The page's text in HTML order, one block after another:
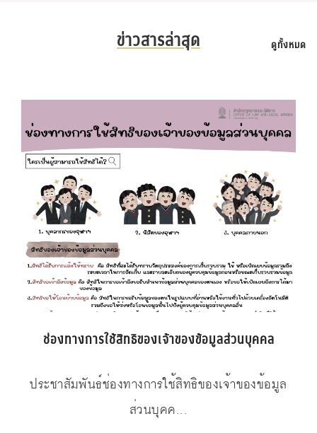
ข่าวสารล่าสุด ดูทั้งหมด
ช่องทางการใช้สิทธิของเจ้าของข้อมูลส่วนบุคคล
ประชาสัมพันธ์ช่องทางการใช้สิทธิของเจ้าของข้อมูล
ส่วนบุคค...